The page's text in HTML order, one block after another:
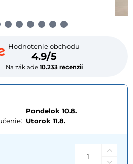
Hodnotenie obchodu
4.9/5
Na základe 10.233 recenzií
Pondelok 10.8.
Utorok 11.8.